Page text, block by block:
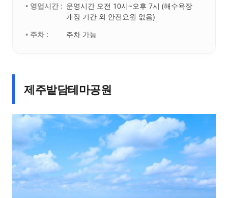
• 영업시간 : 운영시간 오전 10시~오후 7시 (해수욕장
개장 기간 외 안전요원 없음)
• 주차 :
주차 가능
제주밭담테마공원